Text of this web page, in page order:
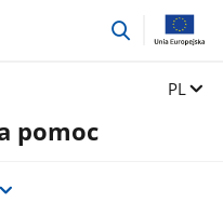
przejdź
Zmień
PL
pomoc